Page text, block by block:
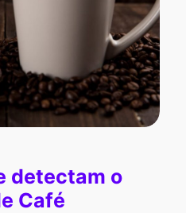
detectam o
Café